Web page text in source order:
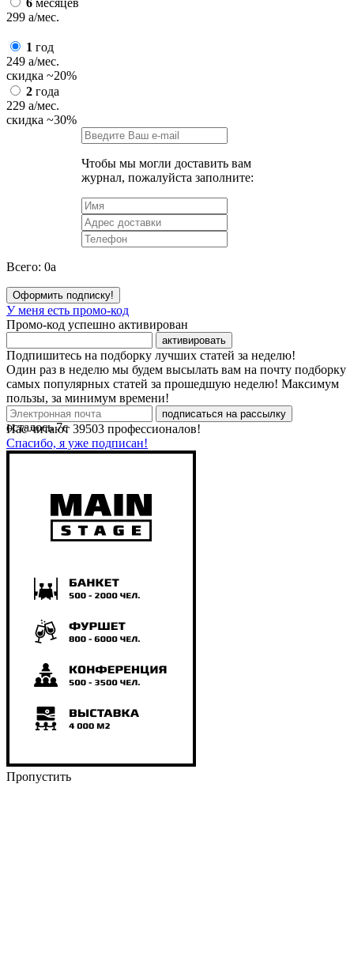
6 месяцев
299 a/мес.
1 год
249 a/мес.
скидка ~20%
2 года
229 a/мес.
скидка ~30%
Чтобы мы могли доставить вам
журнал, пожалуйста заполните:
Всего: 0a
Оформить подписку!
У меня есть промо-код
Промо-код успешно активирован
активировать
Подпишитесь на подборку лучших статей за неделю!
Один раз в неделю мы будем высылать вам на почту подборку
самых популярных статей за прошедшую неделю! Максимум
пользы, за минимум времени!
подписаться на рассылку
Нас читают 39503 профессионалов!
Спасибо, я уже подписан!
осталось7с
Пропустить